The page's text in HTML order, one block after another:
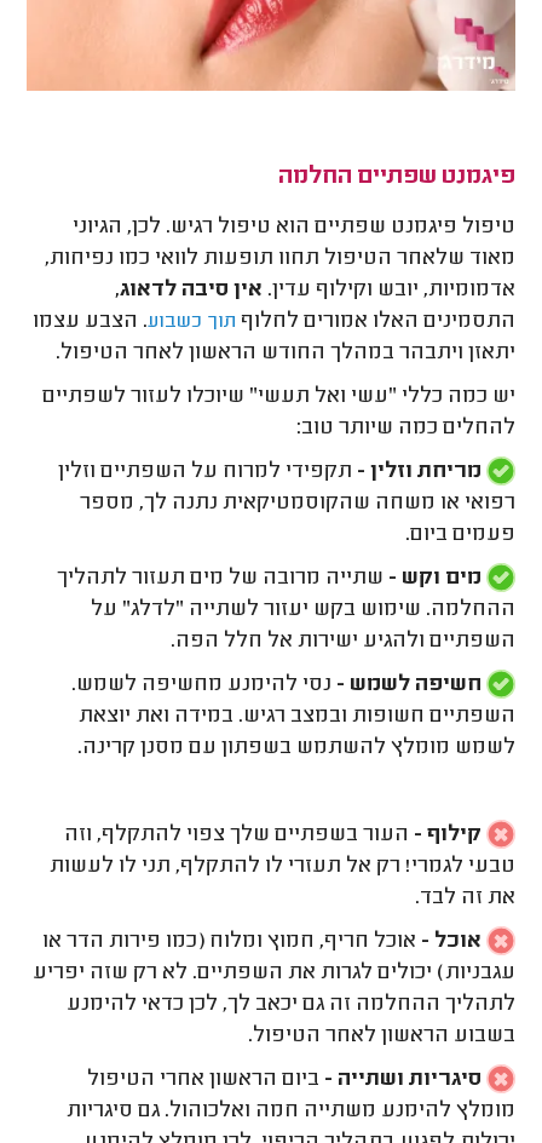
פיגמנט שפתיים החלמה
טיפול פיגמנט שפתיים הוא טיפול רגיש. לכן, הגיוני
מאוד שלאחר הטיפול תחוו תופעות לוואי כמו נפיחות,
אדמומיות, יובש וקילוף עדין. אין סיבה לדאוג,
התסמינים האלו אמורים לחלוף תוך כשבוע. הצבע עצמו
יתאזן ויתבהר במהלך החודש הראשון לאחר הטיפול.
יש כמה כללי "עשי ואל תעשי" שיוכלו לעזור לשפתיים
להחלים כמה שיותר טוב:
מריחת וזלין - תקפידי למרוח על השפתיים וזלין
רפואי או משחה שהקוסמטיקאית נתנה לך, מספר
פעמים ביום.
מים וקש - שתייה מרובה של מים תעזור לתהליך
ההחלמה. שימוש בקש יעזור לשתייה "לדלג" על
השפתיים ולהגיע ישירות אל חלל הפה.
חשיפה לשמש - נסי להימנע מחשיפה לשמש.
השפתיים חשופות ובמצב רגיש. במידה ואת יוצאת
לשמש מומלץ להשתמש בשפתון עם מסנן קרינה.
קילוף - העור בשפתיים שלך צפוי להתקלף, וזה
טבעי לגמרי! רק אל תעזרי לו להתקלף, תני לו לעשות
את זה לבד.
אוכל - אוכל חריף, חמוץ ומלוח (כמו פירות הדר או
עגבניות) יכולים לגרות את השפתיים. לא רק שזה יפריע
לתהליך ההחלמה זה גם יכאב לך, לכן כדאי להימנע
בשבוע הראשון לאחר הטיפול.
סיגריות ושתייה - ביום הראשון אחרי הטיפול
מומלץ להימנע משתייה חמה ואלכוהול. גם סיגריות